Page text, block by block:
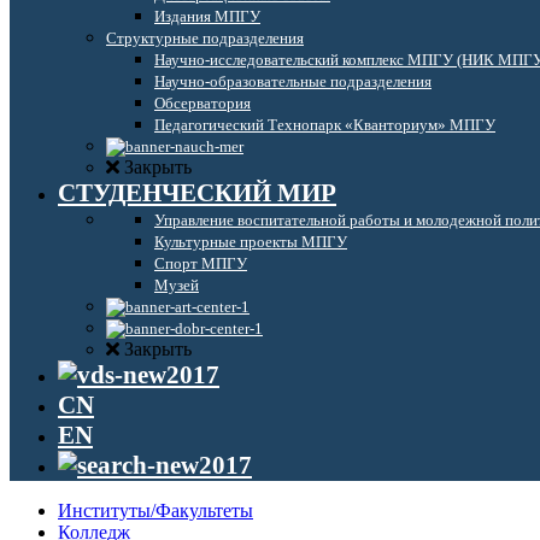
Издания МПГУ
Структурные подразделения
Научно-исследовательский комплекс МПГУ (НИК
Научно-образовательные подразделения
Обсерватория
Педагогический Технопарк «Кванториум» МПГУ
Закрыть
СТУДЕНЧЕСКИЙ МИР
Управление воспитательной работы и молодежной
Культурные проекты МПГУ
Спорт МПГУ
Музей
Закрыть
CN
EN
Институты/Факультеты
Колледж